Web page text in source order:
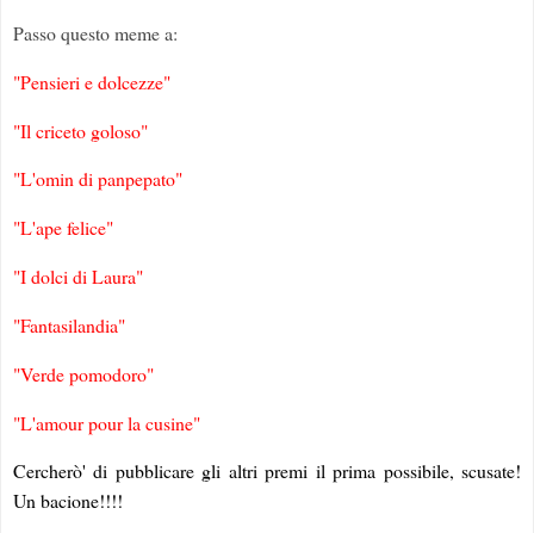
Passo questo meme a:
"Pensieri e dolcezze"
"Il criceto goloso"
"L'omin di panpepato"
"L'ape felice"
"I dolci di Laura"
"Fantasilandia"
"Verde pomodoro"
"L'amour pour la cusine"
Cercherò' di pubblicare gli altri premi il prima possibile, scusate!
Un bacione!!!!